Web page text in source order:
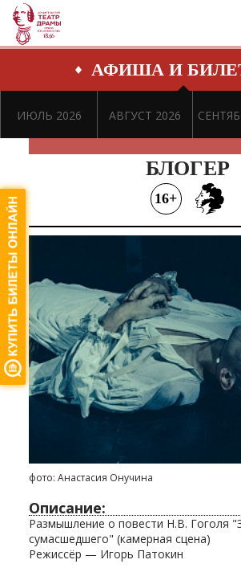
АФИША И
ИЮЛЬ 2026 АВГУСТ 2026
БЛОГЕР
16+
фото: Анастасия Онучина
Описание:
Размышление о повести Н.В. Гоголя
сумасшедшего" (камерная сцена)
Режиссёр — Игорь Патокин